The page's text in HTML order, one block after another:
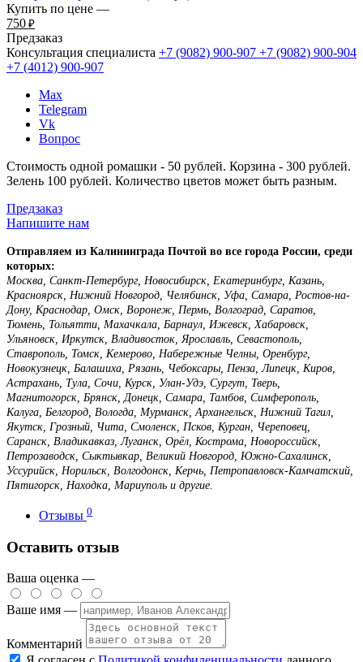
Купить по цене —
750 ₽
Предзаказ
Консультация специалиста +7 (9082) 900-907 +7 (9082) 900-904
+7 (4012) 900-907
Max
Telegram
Vk
Вопрос
Стоимость одной ромашки - 50 рублей. Корзина - 300 рублей.
Зелень 100 рублей. Количество цветов может быть разным.
Предзаказ
Напишите нам
Отправляем из Калининграда Почтой во все города России, среди
которых:
Москва, Санкт-Петербург, Новосибирск, Екатеринбург, Казань,
Красноярск, Нижний Новгород, Челябинск, Уфа, Самара, Ростов-на-
Дону, Краснодар, Омск, Воронеж, Пермь, Волгоград, Саратов,
Тюмень, Тольятти, Махачкала, Барнаул, Ижевск, Хабаровск,
Ульяновск, Иркутск, Владивосток, Ярославль, Севастополь,
Ставрополь, Томск, Кемерово, Набережные Челны, Оренбург,
Новокузнецк, Балашиха, Рязань, Чебоксары, Пенза, Липецк, Киров,
Астрахань, Тула, Сочи, Курск, Улан-Удэ, Сургут, Тверь,
Магнитогорск, Брянск, Донецк, Самара, Тамбов, Симферополь,
Калуга, Белгород, Вологда, Мурманск, Архангельск, Нижний Тагил,
Якутск, Грозный, Чита, Смоленск, Псков, Курган, Череповец,
Саранск, Владикавказ, Луганск, Орёл, Кострома, Новороссийск,
Петрозаводск, Сыктывкар, Великий Новгород, Южно-Сахалинск,
Уссурийск, Норильск, Волгодонск, Керчь, Петропавловск-Камчатский,
Пятигорск, Находка, Мариуполь и другие.
Отзывы 0
Оставить отзыв
Ваша оценка —
Ваше имя —
Комментарий